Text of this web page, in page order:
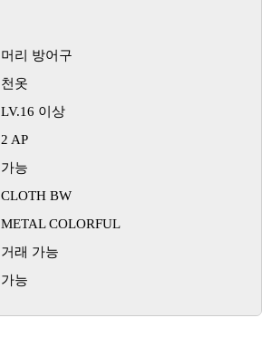
머리 방어구
천옷
LV.16 이상
2 AP
가능
CLOTH BW
METAL COLORFUL
거래 가능
가능